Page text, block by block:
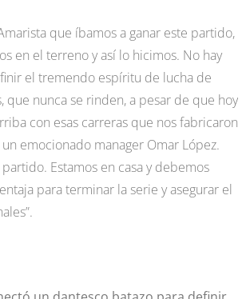
que íbamos a ganar este partido,
en el terreno y así lo hicimos. No hay
el tremendo espíritu de lucha de
que nunca se rinden, a pesar de que hoy
con esas carreras que nos fabricaron
emocionado manager Omar López.
Estamos en casa y debemos
para terminar la serie y asegurar el